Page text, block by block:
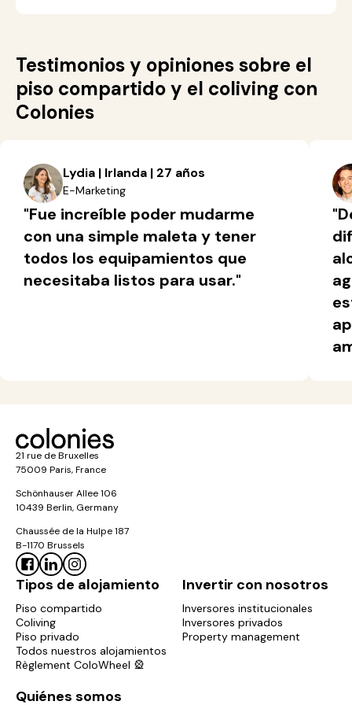
Testimonios y opiniones sobre el
piso compartido y el coliving con
Colonies
Lydia | Irlanda | 27 años
E-Marketing
"Fue increíble poder mudarme
con una simple maleta y tener
todos los equipamientos que
necesitaba listos para usar."
21 rue de Bruxelles
75009 Paris, France
Schönhauser Allee 106
10439 Berlin, Germany
Chaussée de la Hulpe 187
B-1170 Brussels
Tipos de alojamiento
Piso compartido
Coliving
Piso privado
Todos nuestros alojamientos
Règlement ColoWheel 🎡
Invertir con nosotros
Inversores institucionales
Inversores privados
Property management
Quiénes somos